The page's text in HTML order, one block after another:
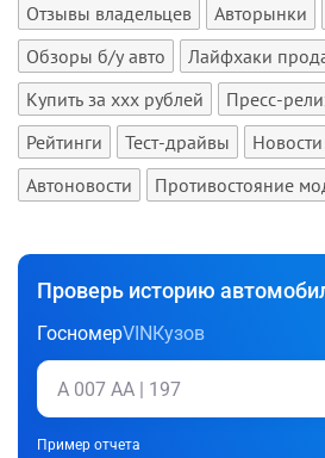
Отзывы владельцев
Авторынки
Обзоры б/у авто
Лайфхаки
Купить за xxx рублей
Пресс-
Рейтинги
Тест-драйвы
Автоновости
Противостояние
Проверь историю
ГосномерVIN Кузов
Пример отчета